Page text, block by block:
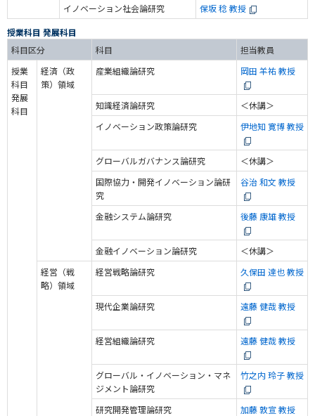
イノベーション社会論研究
保坂 稔 教授
授業科目 発展科目
科目区分
科目
担当教員
授業
科目
発展
科目
経済（政
策）領域
産業組織論研究 岡田 羊祐 教授
知識経済論研究
＜休講＞
イノベーション政策論研究
伊地知 寛博 教授
グローバルガバナンス論研究
＜休講＞
国際協力・開発イノベーション論研
究
谷治 和文 教授
金融システム論研究 後藤 康雄 教授
金融イノベーション論研究
＜休講＞
経営（戦
略）領域
経営戦略論研究 久保田 達也 教授
現代企業論研究 遠藤 健哉 教授
経営組織論研究 遠藤 健哉 教授
グローバル・イノベーション・マネ
ジメント論研究
竹之内 玲子 教授
研究開発管理論研究 加藤 敦宣 教授